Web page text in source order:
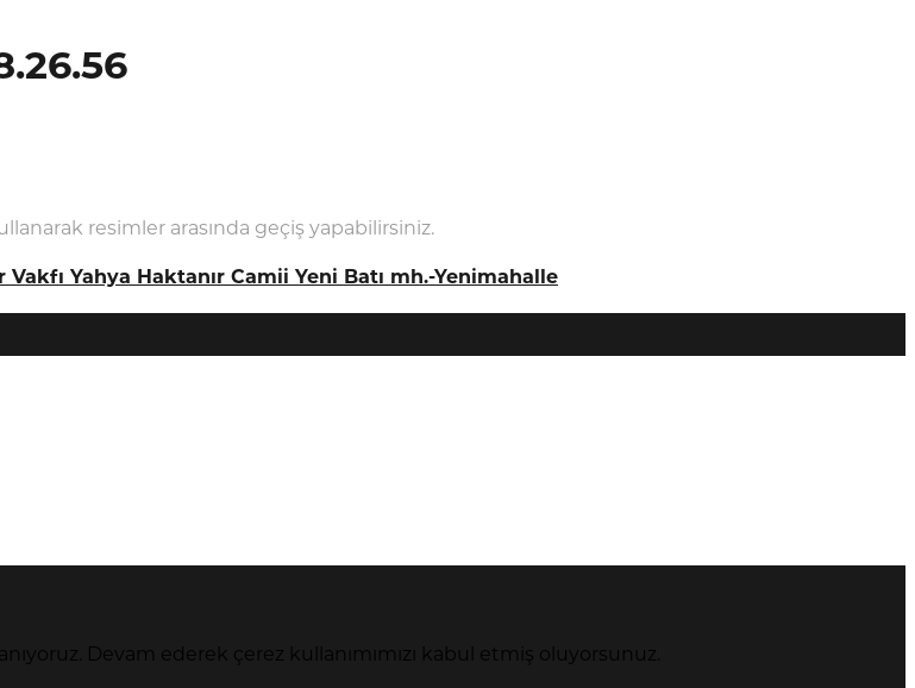
resimler arasında geçiş yapabilirsiniz.
Yahya Haktanır Camii Yeni Batı mh.-Yenimahalle
Devam ederek çerez kullanımımızı kabul etmiş oluyorsunuz.